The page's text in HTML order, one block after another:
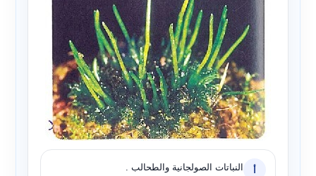
أ النباتات الصولجانية والطحالب .